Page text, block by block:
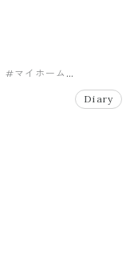
#マイホーム
Diary